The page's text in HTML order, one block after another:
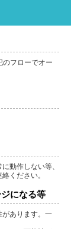
のフローでオー
動作しない等、
ください。
になる等
があります。一